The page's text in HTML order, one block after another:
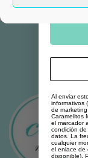
Al enviar
informativos
de
Caramelitos
el marcador
condición
datos. La
cualquier
el enlace de
disponible).